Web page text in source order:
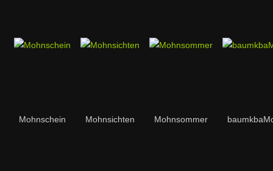
Mohnschein Mohnsichten Mohnsommer